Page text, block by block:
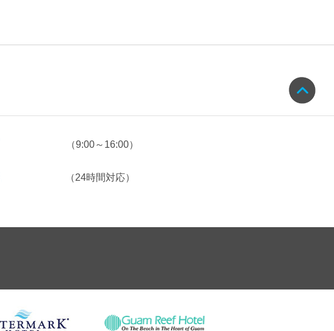
（9:00～16:00）
（24時間対応）